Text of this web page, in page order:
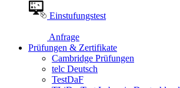
Einstufungstest
Anfrage
Prüfungen & Zertifikate
Cambridge Prüfungen
telc Deutsch
TestDaF